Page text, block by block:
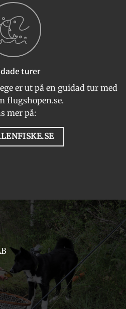
turer
er ut på en guidad tur med
flugshopen.se.
mer på: